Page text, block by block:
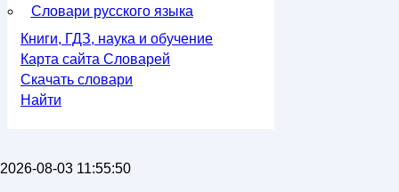
Словари русского языка
Книги, ГДЗ, наука и обучение
Карта сайта Словарей
Скачать словари
Найти
2026-08-03 11:55:50